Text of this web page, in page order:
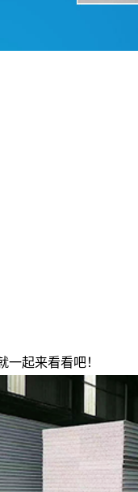
起来看看吧！